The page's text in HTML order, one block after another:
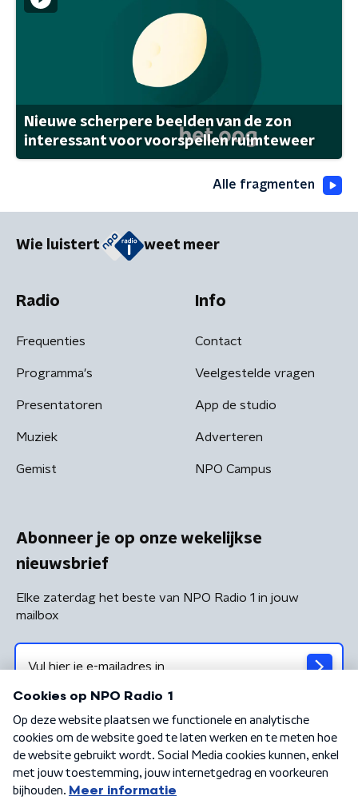
Nieuwe scherpere beelden van de zon
interessant voor voorspellen ruimteweer
Alle fragmenten
Wie luistert weet meer
Radio
Frequenties
Programma's
Presentatoren
Muziek
Gemist
Info
Contact
Veelgestelde vragen
App de studio
Adverteren
NPO Campus
Abonneer je op onze wekelijkse
nieuwsbrief
Elke zaterdag het beste van NPO Radio 1 in jouw
mailbox
Algemene voorwaarden